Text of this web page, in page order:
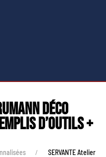
Déco
d’outils +
SERVANTE Atelier